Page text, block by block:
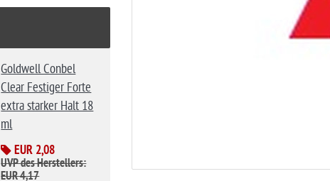
Goldwell Conbel
Clear Festiger Forte
extra starker Halt 18
ml
EUR 2,08
UVP des Herstellers:
EUR 4,17